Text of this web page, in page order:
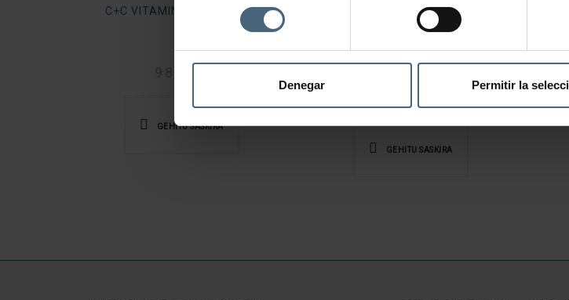
consentimiento
Denegar Permitir la
C+C VITAMIN BODY CREAM
GEHITU SASKIRA
EGUNEKO SARRERAK EGUNERO –
GEHITU SASKIRA